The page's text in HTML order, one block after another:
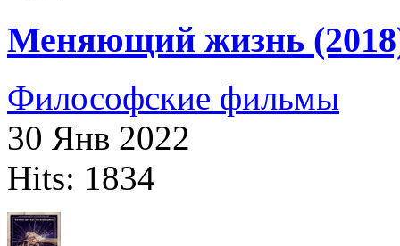
Меняющий жизнь
Философские фильмы
30 Янв 2022
Hits: 1834